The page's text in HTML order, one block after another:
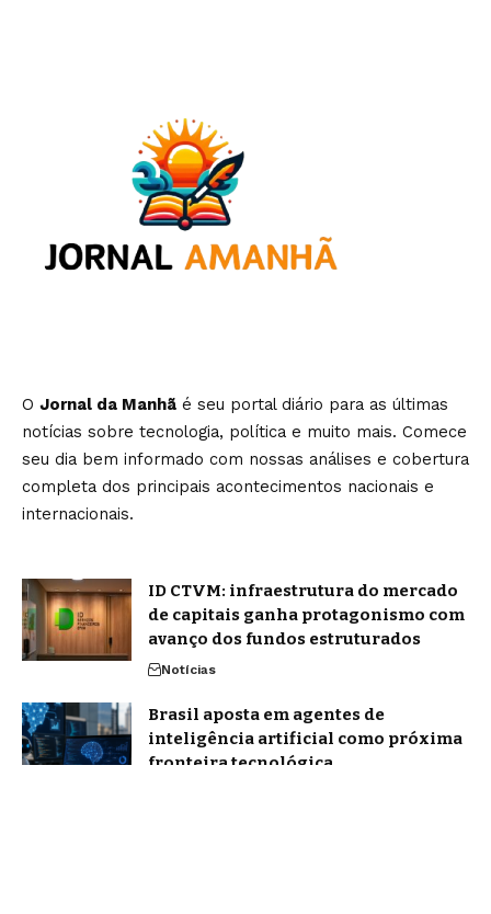
O Jornal da Manhã é seu portal diário para as últimas
notícias sobre tecnologia, política e muito mais. Comece
seu dia bem informado com nossas análises e cobertura
completa dos principais acontecimentos nacionais e
internacionais.
ID CTVM: infraestrutura do mercado
de capitais ganha protagonismo com
avanço dos fundos estruturados
Notícias
Brasil aposta em agentes de
inteligência artificial como próxima
fronteira tecnológica